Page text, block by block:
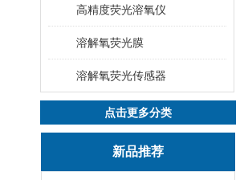
高精度荧光溶氧仪
溶解氧荧光膜
溶解氧荧光传感器
点击更多分类
新品推荐